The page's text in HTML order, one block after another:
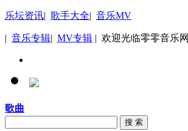
乐坛资讯| 歌手大全| 音乐MV
| 音乐专辑| MV专辑 | 欢迎光临零零音乐网
歌曲
搜 索